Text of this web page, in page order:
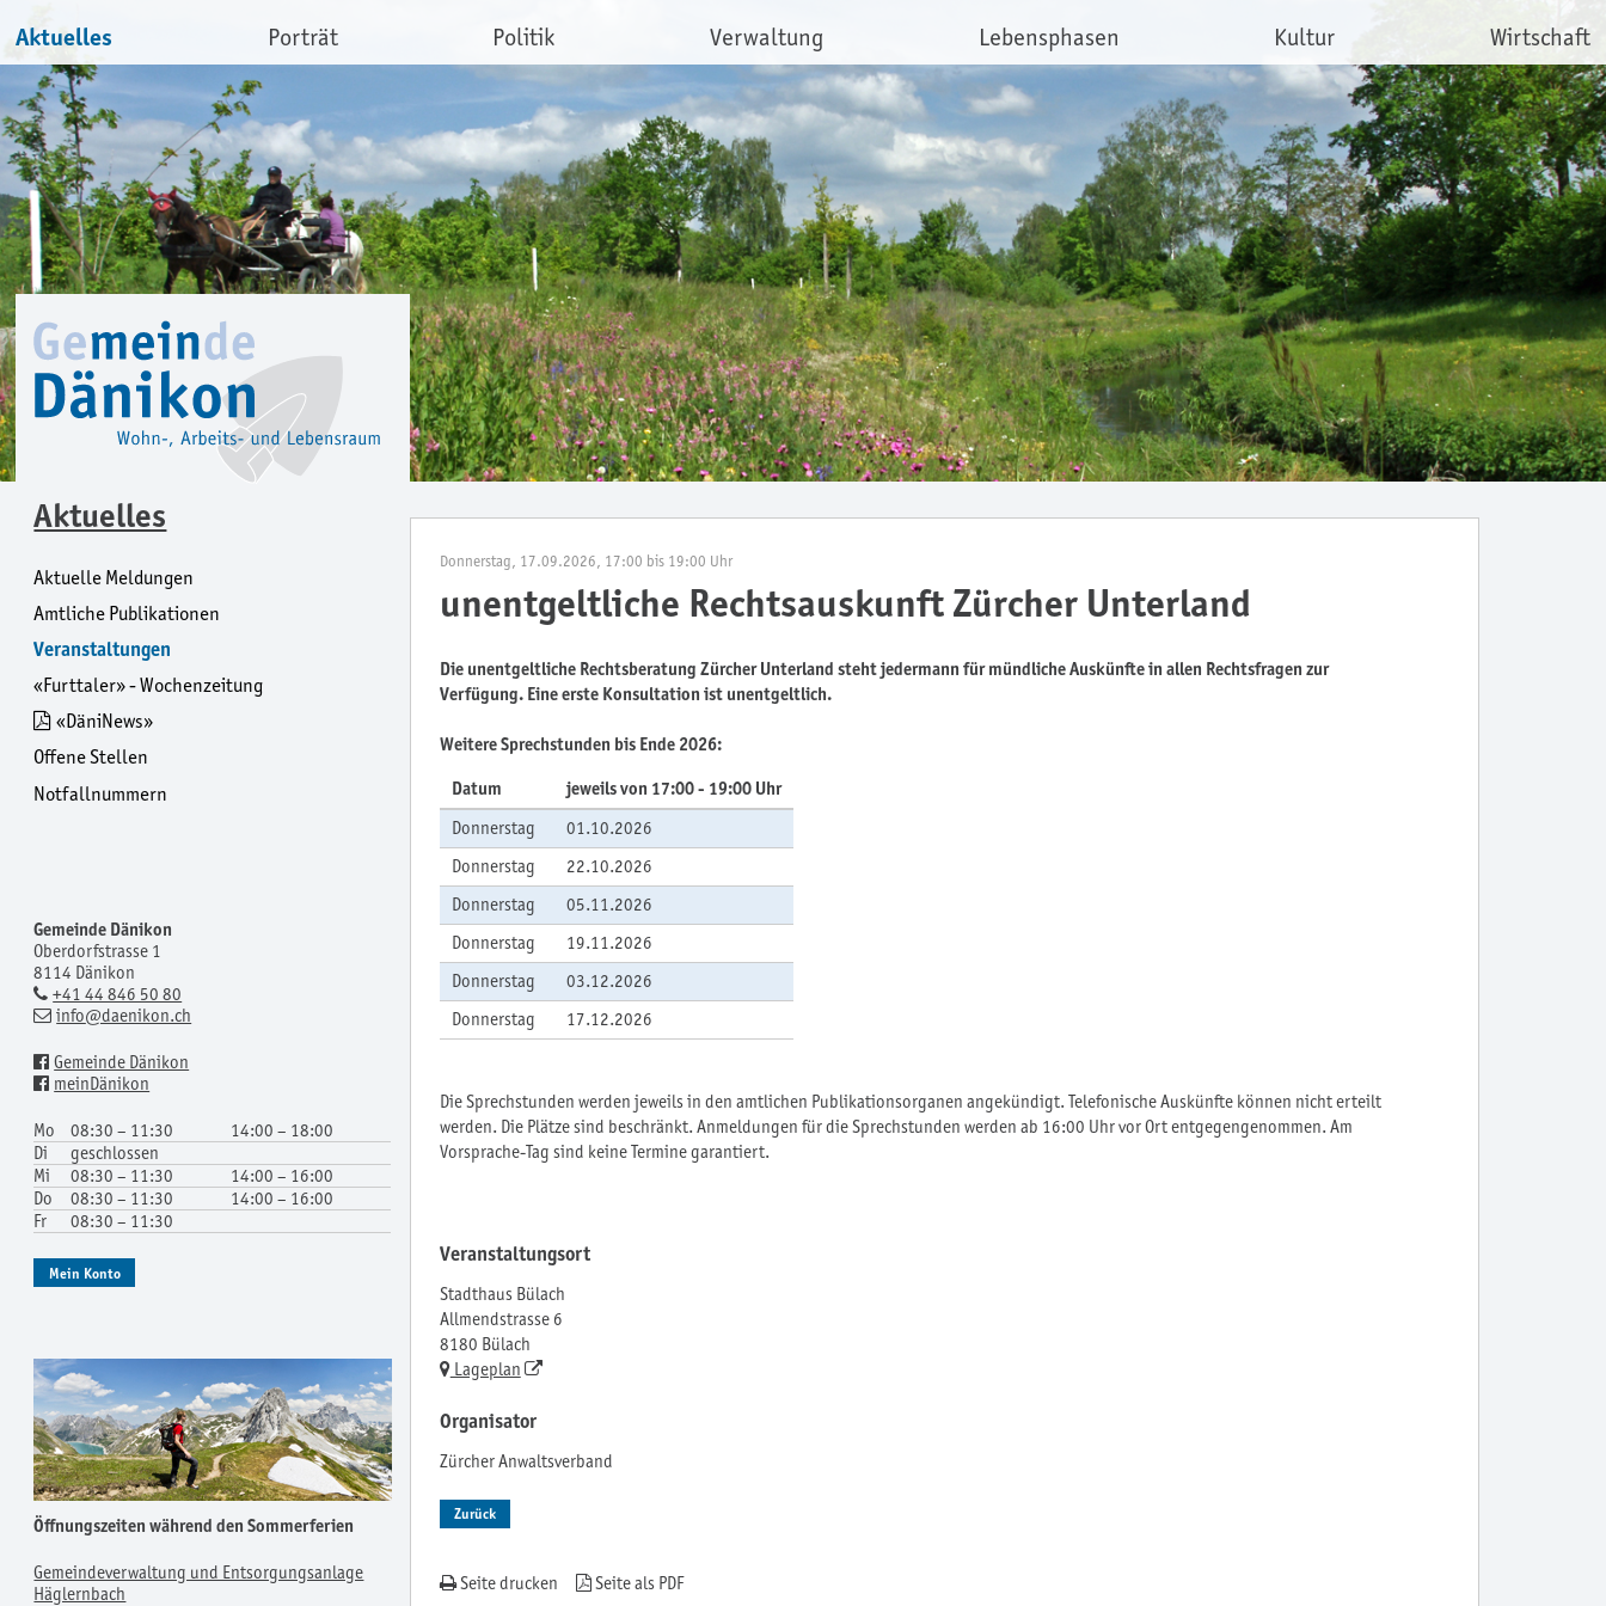
Aktuelles Porträt Politik Verwaltung Lebensphasen Kultur Wirtschaft
Aktuelles
Aktuelle Meldungen
Amtliche Publikationen
Veranstaltungen
«Furttaler» - Wochenzeitung
«DäniNews»
Offene Stellen
Notfallnummern
Gemeinde Dänikon
Oberdorfstrasse 1
8114 Dänikon
+41 44 846 50 80
info@daenikon.ch
Gemeinde Dänikon
meinDänikon
Mo 08:30 – 11:30
14:00 – 18:00
Di
geschlossen
Mi
08:30 – 11:30
14:00 – 16:00
Do
08:30 – 11:30
14:00 – 16:00
Fr
08:30 – 11:30
Mein Konto
Öffnungszeiten während den Sommerferien
Gemeindeverwaltung und Entsorgungsanlage
Häglernbach
unentgeltliche Rechtsauskunft Zürcher Unterland
Donnerstag, 17.09.2026, 17:00 bis 19:00 Uhr
Die unentgeltliche Rechtsberatung Zürcher Unterland steht jedermann für mündliche Auskünfte in allen Rechtsfragen zur
Verfügung. Eine erste Konsultation ist unentgeltlich.
Weitere Sprechstunden bis Ende 2026:
Datum
jeweils von 17:00 - 19:00 Uhr
Donnerstag
01.10.2026
Donnerstag
22.10.2026
Donnerstag
05.11.2026
Donnerstag
19.11.2026
Donnerstag
03.12.2026
Donnerstag
17.12.2026
Die Sprechstunden werden jeweils in den amtlichen Publikationsorganen angekündigt. Telefonische Auskünfte können nicht erteilt
werden. Die Plätze sind beschränkt. Anmeldungen für die Sprechstunden werden ab 16:00 Uhr vor Ort entgegengenommen. Am
Vorsprache-Tag sind keine Termine garantiert.
Veranstaltungsort
Stadthaus Bülach
Allmendstrasse 6
8180 Bülach
Lageplan
Organisator
Zürcher Anwaltsverband
Zurück
Seite drucken Seite als PDF